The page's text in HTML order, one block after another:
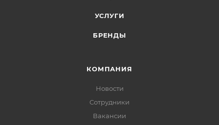
УСЛУГИ
БРЕНДЫ
КОМПАНИЯ
Новости
Сотрудники
Вакансии